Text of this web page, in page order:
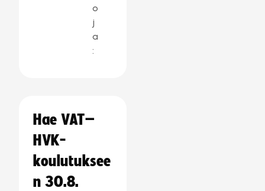
o
j
a
:
Hae VAT–
HVK-
koulutuksee
n 30.8.